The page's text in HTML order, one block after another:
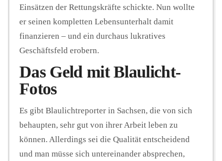
Einsätzen der Rettungskräfte schickte. Nun wollte
er seinen kompletten Lebensunterhalt damit
finanzieren – und ein durchaus lukratives
Geschäftsfeld erobern.
Das Geld mit Blaulicht-
Fotos
Es gibt Blaulichtreporter in Sachsen, die von sich
behaupten, sehr gut von ihrer Arbeit leben zu
können. Allerdings sei die Qualität entscheidend
und man müsse sich untereinander absprechen,